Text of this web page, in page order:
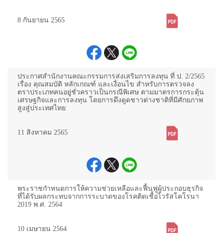
8 กันยายน 2565
ประกาศสำนักงานคณะกรรมการส่งเสริมการลงทุน ที่ ป. 2/2565
เรื่อง คุณสมบัติ หลักเกณฑ์ และเงื่อนไข สำหรับการตรวจลง
ตราประเภทคนอยู่ชั่วคราวเป็นกรณีพิเศษ ตามมาตรการกระตุ้น
เศรษฐกิจและการลงทุน โดยการดึงดูดชาวต่างชาติที่มีศักยภาพ
สูงสู่ประเทศไทย
11 สิงหาคม 2565
พระราชกำหนดการให้ความช่วยเหลือและฟื้นฟูผู้ประกอบธุรกิจ
ที่ได้รับผลกระทบจากการระบาดของโรคติดเชื้อไวรัสโคโรนา
2019 พ.ศ. 2564
10 เมษายน 2564